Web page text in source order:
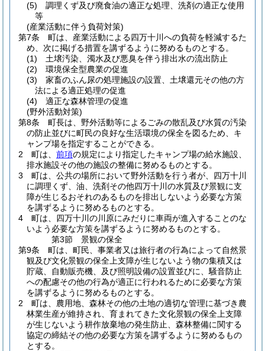
(5)
調理くず及び廃食油の適正な処理、洗剤の適正な使用
等
(産業活動に伴う負荷対策)
第7条
町は、産業活動による四万十川への負荷を軽減するた
め、次に掲げる措置を講ずるように努めるものとする。
(1)
土壌汚染、濁水及び悪臭を伴う排出水の流出防止
(2)
環境保全型農業の促進
(3)
家畜のふん尿の処理施設の設置、土壌還元その他の方
法による適正処理の促進
(4)
適正な森林管理の促進
(野外活動対策)
第8条
町長は、野外活動等によるごみの散乱及び水質の汚染
の防止並びに町民の良好な生活環境の保全を図るため、キ
ャンプ場を指定することができる。
2
町は、 前項の規定により指定したキャンプ場の給水施設、
排水施設その他の施設の整備に努めるものとする。
3
町は、公共の場所において野外活動を行う者が、四万十川
に調理くず、油、洗剤その他四万十川の水質及び景観に支
障が生じるおそれのあるものを排出しないよう必要な方策
を講ずるように努めるものとする。
4
町は、四万十川の川原にみだりに車両が進入することのな
いよう必要な方策を講ずるように努めるものとする。
第3節
景観の保全
第9条
町は、町民、事業者又は旅行者の行為によって自然景
観及び文化景観の保全上支障が生じないよう物の集積又は
貯蔵、自動販売機、及び照明設備の設置並びに、騒音防止
への配慮その他の行為が適正に行われるために必要な方策
を講ずるように努めるものとする。
2
町は、農用地、森林その他の土地の適切な管理に基づき農
林業生産が維持され、育まれてきた文化景観の保全上支障
が生じないよう耕作放棄地の発生防止、森林整備に関する
協定の締結その他の必要な方策を講ずるように努めるもの
とする。